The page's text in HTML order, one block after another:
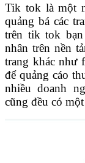
Tik tok là một
quảng bá các
trên tik tok
nhân trên nền
trang khác như
để quảng cáo
nhiều doanh
cũng đều có